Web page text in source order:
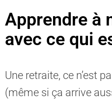
Apprendre à
avec ce qui
Une retraite, ce n’est
(même si ça arrive